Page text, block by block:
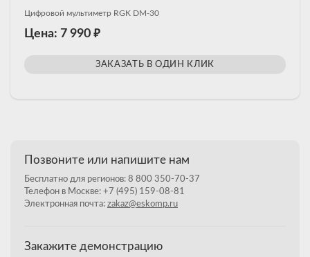
Цифровой мультиметр RGK DM-30
Цена: 7 990 ₽
ЗАКАЗАТЬ В ОДИН КЛИК
Позвоните или напишите нам
Бесплатно для регионов: 8 800 350-70-37
Телефон в Москве: +7 (495) 159-08-81
Электронная почта: zakaz@eskomp.ru
Закажите демонстрацию